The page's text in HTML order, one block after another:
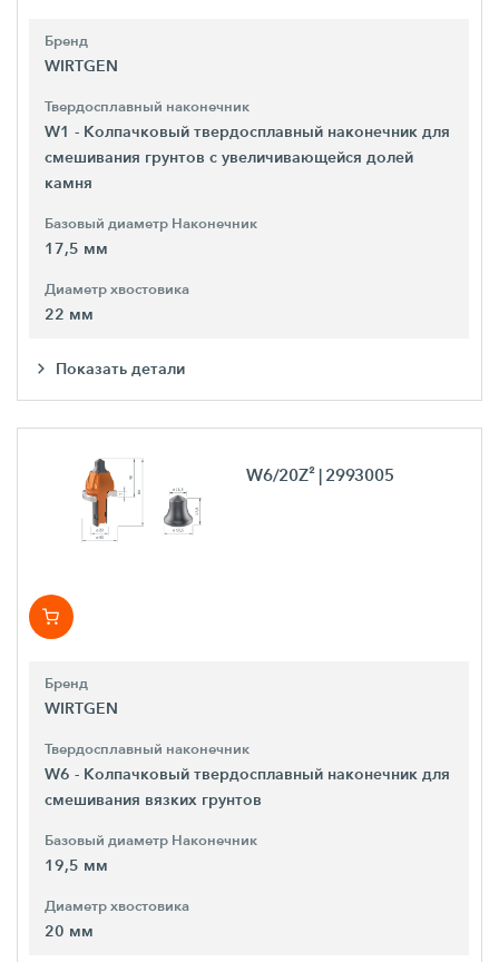
Бренд
WIRTGEN
Твердосплавный наконечник
W1 - Колпачковый твердосплавный наконечник для
смешивания грунтов с увеличивающейся долей
камня
Базовый диаметр Наконечник
17,5 мм
Диаметр хвостовика
22 мм
Показать детали
W6/20Z² | 2993005
Бренд
WIRTGEN
Твердосплавный наконечник
W6 - Колпачковый твердосплавный наконечник для
смешивания вязких грунтов
Базовый диаметр Наконечник
19,5 мм
Диаметр хвостовика
20 мм